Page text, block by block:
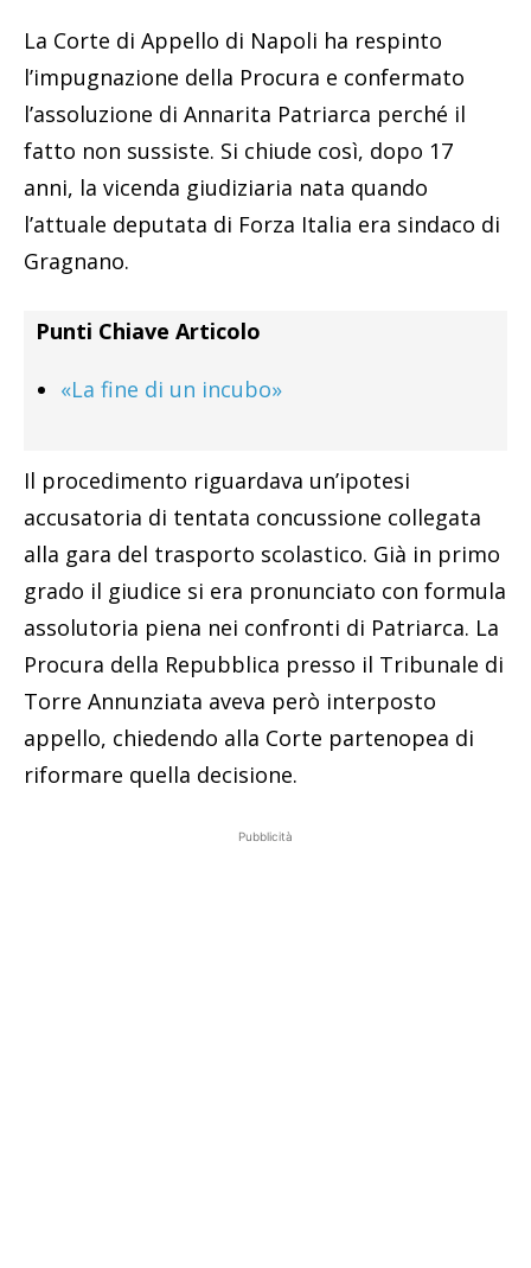
La Corte di Appello di Napoli ha respinto
l’impugnazione della Procura e confermato
l’assoluzione di Annarita Patriarca perché il
fatto non sussiste. Si chiude così, dopo 17
anni, la vicenda giudiziaria nata quando
l’attuale deputata di Forza Italia era sindaco di
Gragnano.
Punti Chiave Articolo
«La fine di un incubo»
Il procedimento riguardava un’ipotesi
accusatoria di tentata concussione collegata
alla gara del trasporto scolastico. Già in primo
grado il giudice si era pronunciato con formula
assolutoria piena nei confronti di Patriarca. La
Procura della Repubblica presso il Tribunale di
Torre Annunziata aveva però interposto
appello, chiedendo alla Corte partenopea di
riformare quella decisione.
Pubblicità